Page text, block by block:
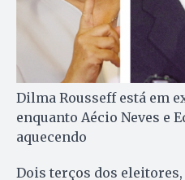
Dilma Rousseff está em
enquanto Aécio Neves e
aquecendo
Dois terços dos eleitores,